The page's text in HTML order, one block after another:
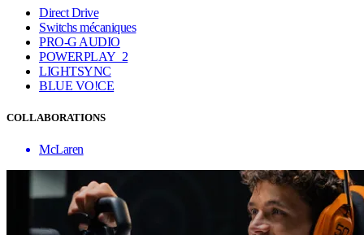
Direct Drive
Switchs mécaniques
PRO-G AUDIO
POWERPLAY 2
LIGHTSYNC
BLUE VO!CE
COLLABORATIONS
McLaren